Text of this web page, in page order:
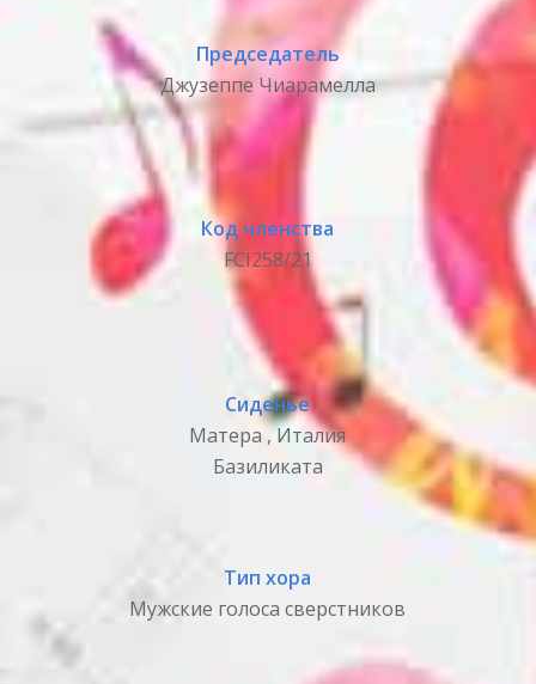
Председатель
Джузеппе Чиарамелла
Код членства
FCI258/21
Сиденье
Матера , Италия
Базиликата
Тип хора
Мужские голоса сверстников